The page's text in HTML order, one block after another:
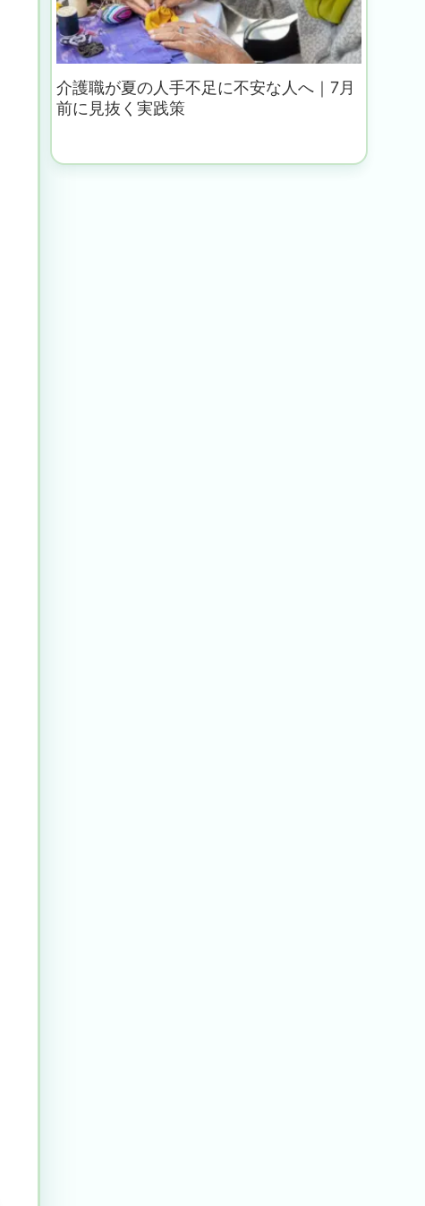
介護職が夏の人手不足に不安な人へ｜7月
前に見抜く実践策